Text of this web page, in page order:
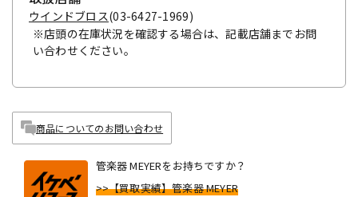
ウインドブロス(03-6427-1969)
※店頭の在庫状況を確認する場合は、記載店舗までお問
い合わせください。
商品についてのお問い合わせ
管楽器 MEYERをお持ちですか？
>>【買取実績】管楽器 MEYER